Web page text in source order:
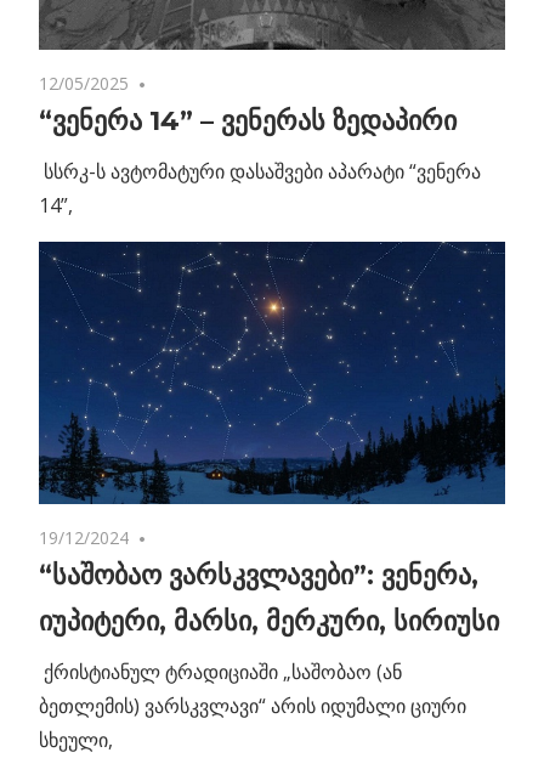
12/05/2025
“ვენერა 14” – ვენერას ზედაპირი
სსრკ-ს ავტომატური დასაშვები აპარატი “ვენერა
14”,
19/12/2024
“საშობაო ვარსკვლავები”: ვენერა,
იუპიტერი, მარსი, მერკური, სირიუსი
ქრისტიანულ ტრადიციაში „საშობაო (ან
ბეთლემის) ვარსკვლავი“ არის იდუმალი ციური
სხეული,